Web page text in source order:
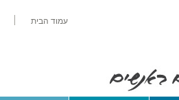
עמוד הבית